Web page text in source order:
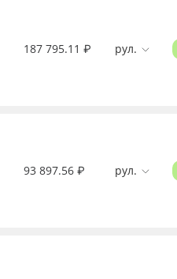
187 795.11 ₽ рул.
93 897.56 ₽ рул.